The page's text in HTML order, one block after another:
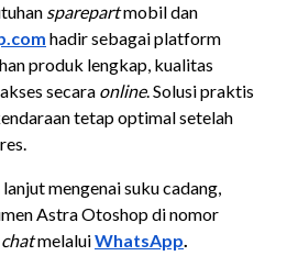
sparepartmobil dan
hadir sebagai platform
produk lengkap, kualitas
secara online. Solusi praktis
tetap optimal setelah
mengenai suku cadang,
Astra Otoshop di nomor
chatmelaluiWhatsApp.